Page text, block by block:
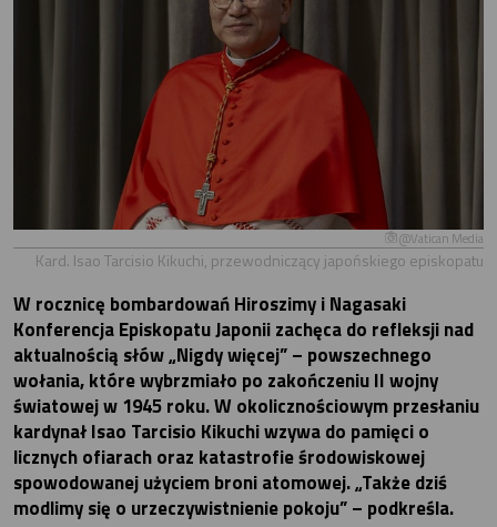
@Vatican Media
Kard. Isao Tarcisio Kikuchi, przewodniczący japońskiego episkopatu
W rocznicę bombardowań Hiroszimy i Nagasaki
Konferencja Episkopatu Japonii zachęca do refleksji nad
aktualnością słów „Nigdy więcej” – powszechnego
wołania, które wybrzmiało po zakończeniu II wojny
światowej w 1945 roku. W okolicznościowym przesłaniu
kardynał Isao Tarcisio Kikuchi wzywa do pamięci o
licznych ofiarach oraz katastrofie środowiskowej
spowodowanej użyciem broni atomowej. „Także dziś
modlimy się o urzeczywistnienie pokoju” – podkreśla.